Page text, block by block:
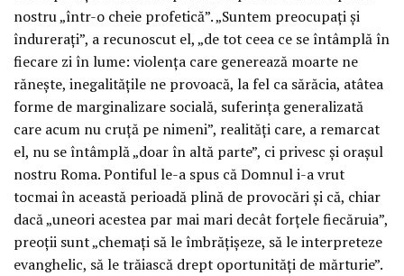
nostru „într-o cheie profetică”. „Suntem preocupați și
îndurerați”, a recunoscut el, „de tot ceea ce se întâmplă în
fiecare zi în lume: violența care generează moarte ne
rănește, inegalitățile ne provoacă, la fel ca sărăcia, atâtea
forme de marginalizare socială, suferința generalizată
care acum nu cruță pe nimeni”, realități care, a remarcat
el, nu se întâmplă „doar în altă parte”, ci privesc și orașul
nostru Roma. Pontiful le-a spus că Domnul i-a vrut
tocmai în această perioadă plină de provocări și că, chiar
dacă „uneori acestea par mai mari decât forțele fiecăruia”,
preoții sunt „chemați să le îmbrățișeze, să le interpreteze
evanghelic, să le trăiască drept oportunități de mărturie”.